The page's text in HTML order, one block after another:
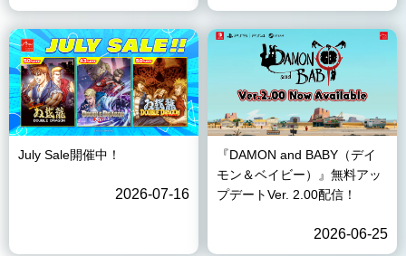
July Sale開催中！
2026-07-16
『DAMON and BABY（デイ
モン＆ベイビー）』無料アッ
プデートVer. 2.00配信！
2026-06-25